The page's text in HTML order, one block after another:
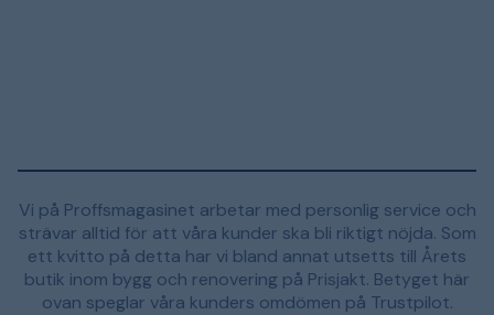
Vi på Proffsmagasinet arbetar med personlig service och
strävar alltid för att våra kunder ska bli riktigt nöjda. Som
ett kvitto på detta har vi bland annat utsetts till Årets
butik inom bygg och renovering på Prisjakt. Betyget här
ovan speglar våra kunders omdömen på Trustpilot.